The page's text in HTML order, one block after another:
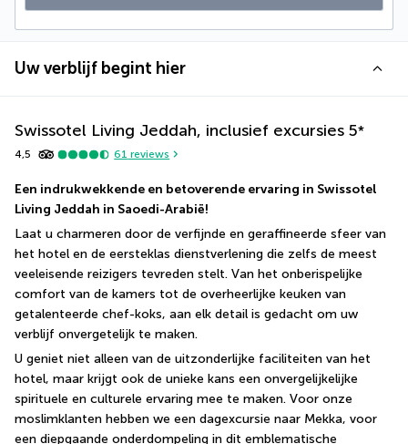
Uw verblijf begint hier
Swissotel Living Jeddah, inclusief excursies 5*
4,5 61 reviews
Een indrukwekkende en betoverende ervaring in Swissotel
Living Jeddah in Saoedi-Arabië!
Laat u charmeren door de verfijnde en geraffineerde sfeer van
het hotel en de eersteklas dienstverlening die zelfs de meest
veeleisende reizigers tevreden stelt. Van het onberispelijke
comfort van de kamers tot de overheerlijke keuken van
getalenteerde chef-koks, aan elk detail is gedacht om uw
verblijf onvergetelijk te maken.
U geniet niet alleen van de uitzonderlijke faciliteiten van het
hotel, maar krijgt ook de unieke kans een onvergelijkelijke
spirituele en culturele ervaring mee te maken. Voor onze
moslimklanten hebben we een dagexcursie naar Mekka, voor
een diepgaande onderdompeling in dit emblematische